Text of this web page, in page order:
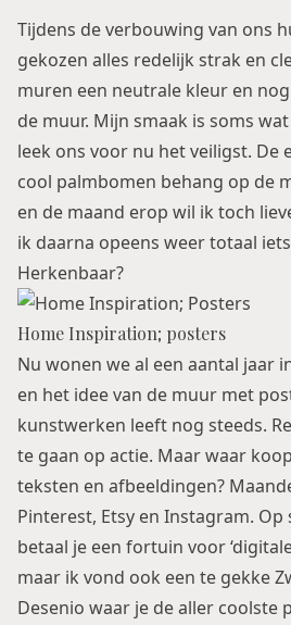
Tijdens de verbouwing van ons
gekozen alles redelijk strak en
muren een neutrale kleur en
de muur. Mijn smaak is soms
leek ons voor nu het veiligst. De
cool palmbomen behang op de
en de maand erop wil ik toch
ik daarna opeens weer totaal
Herkenbaar?
Home Inspiration; posters
Nu wonen we al een aantal jaar
en het idee van de muur met
kunstwerken leeft nog steeds.
te gaan op actie. Maar waar
teksten en afbeeldingen?
Pinterest, Etsy en Instagram.
betaal je een fortuin voor
maar ik vond ook een te gekke
Desenio waar je de aller coolste